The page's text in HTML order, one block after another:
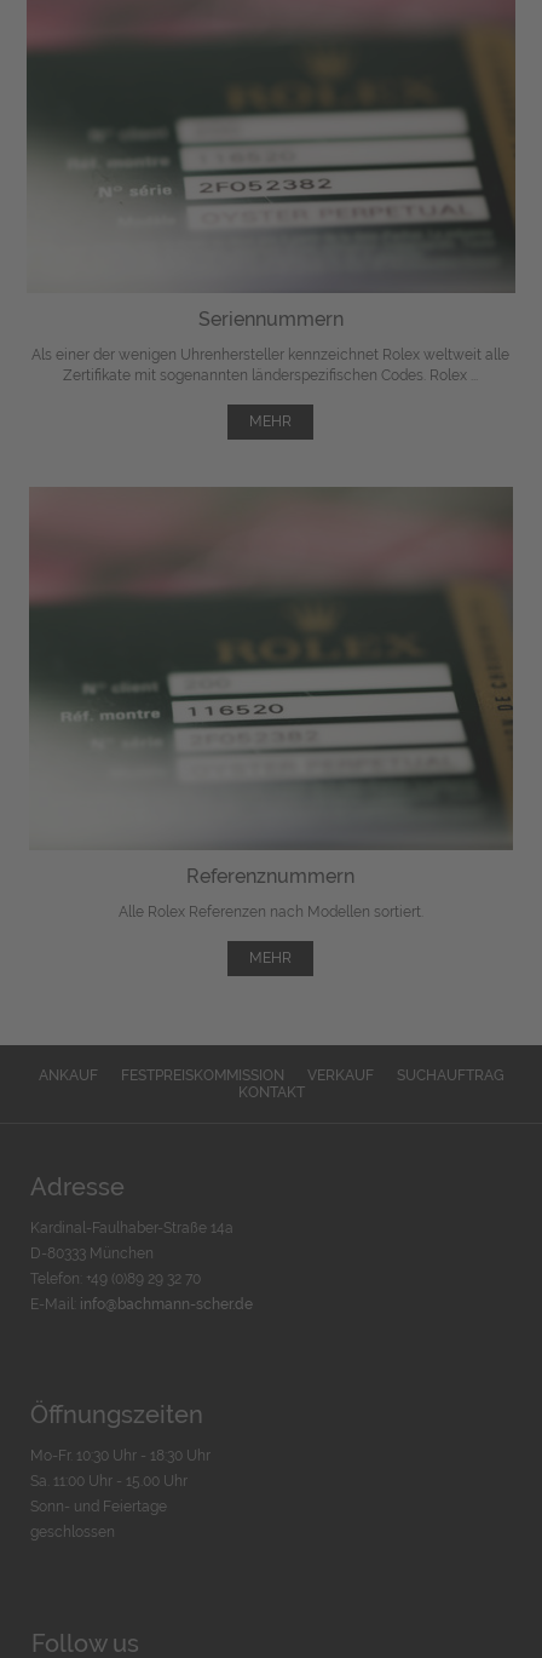
Seriennummern
Als einer der wenigen Uhrenhersteller kennzeichnet Rolex weltweit alle
Zertifikate mit sogenannten länderspezifischen Codes. Rolex ...
MEHR
Referenznummern
Alle Rolex Referenzen nach Modellen sortiert.
MEHR
ANKAUF FESTPREISKOMMISSION VERKAUF
SUCHAUFTRAG
KONTAKT
Adresse
Kardinal-Faulhaber-Straße 14a
D-80333 München
Telefon: +49 (0)89 29 32 70
E-Mail: info@bachmann-scher.de
Öffnungszeiten
Mo-Fr. 10:30 Uhr - 18:30 Uhr
Sa. 11:00 Uhr - 15.00 Uhr
Sonn- und Feiertage
geschlossen
Follow us